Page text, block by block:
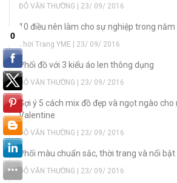
ĐỖ VĂN THƯỜNG | 23/ 09/ 2016
10 điều nên làm cho sự nghiệp trong năm
Thời Trang YME | 23/ 09/ 2016
Phối đồ với 3 kiểu áo len thông dụng
ĐỖ VĂN THƯỜNG | 23/ 09/ 2016
Gợi ý 5 cách mix đồ đẹp và ngọt ngào
Valentine
ĐỖ VĂN THƯỜNG | 23/ 09/ 2016
Phối màu chuẩn sắc, thời trang và nổi
ĐỖ VĂN THƯỜNG | 23/ 09/ 2016